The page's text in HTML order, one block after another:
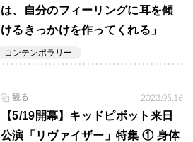
は、自分のフィーリングに耳を傾
けるきっかけを作ってくれる」
コンテンポラリー
観る 2023.05.16
【5/19開幕】キッドピボット来日
公演「リヴァイザー」特集 ① 身体